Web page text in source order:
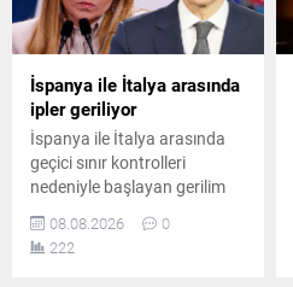
İspanya ile İtalya arasında
ipler geriliyor
İspanya ile İtalya arasında
geçici sınır kontrolleri
nedeniyle başlayan gerilim
büyüdü. İspanya, İtalya’nın
kontrolleri kaldırmaması
üzerine karşılık verme kararı
08.08.2026
0
222